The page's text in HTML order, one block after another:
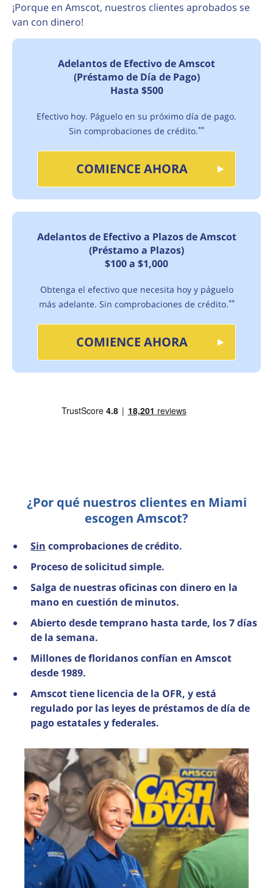
¡Porque en Amscot, nuestros clientes aprobados se
van con dinero!
Adelantos de Efectivo de Amscot
(Préstamo de Día de Pago)
Hasta $500
Efectivo hoy. Páguelo en su próximo día de pago.
Sin comprobaciones de crédito.**
COMIENCE AHORA
Adelantos de Efectivo a Plazos de Amscot
(Préstamo a Plazos)
$100 a $1,000
Obtenga el efectivo que necesita hoy y páguelo
más adelante. Sin comprobaciones de crédito.**
COMIENCE AHORA
¿Por qué nuestros clientes en Miami
escogen Amscot?
Sin comprobaciones de crédito.
Proceso de solicitud simple.
Salga de nuestras oficinas con dinero en la
mano en cuestión de minutos.
Abierto desde temprano hasta tarde, los 7 días
de la semana.
Millones de floridanos confían en Amscot
desde 1989.
Amscot tiene licencia de la OFR, y está
regulado por las leyes de préstamos de día de
pago estatales y federales.